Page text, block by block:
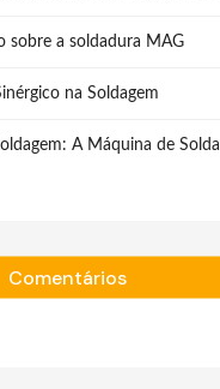
sobre a soldadura MAG
na Soldagem
A Máquina de Solda
Comentários